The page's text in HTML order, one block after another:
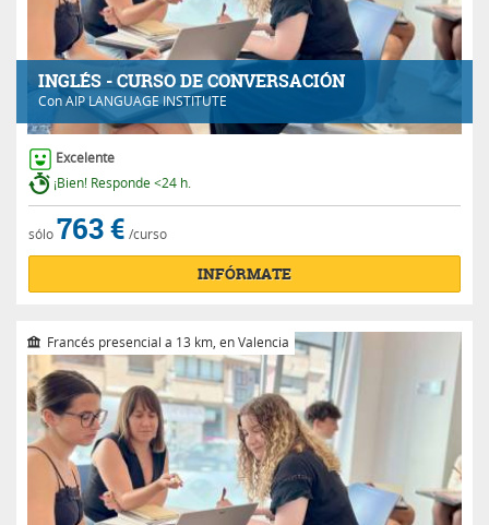
INGLÉS - CURSO DE CONVERSACIÓN
ConAIP LANGUAGE INSTITUTE
Excelente
¡Bien! Responde <24 h.
sólo763 € /curso
INFÓRMATE
Francés presencial a 13 km, en Valencia